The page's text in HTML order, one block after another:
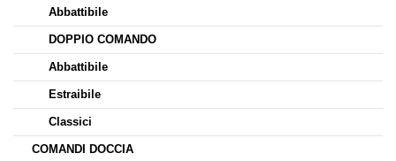
Abbattibile
DOPPIO COMANDO
Abbattibile
Estraibile
Classici
COMANDI DOCCIA